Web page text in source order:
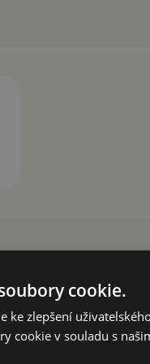
cookie.
zlepšení
cookie v souladu s